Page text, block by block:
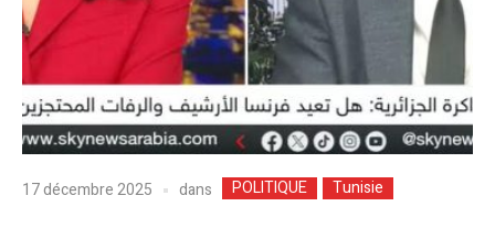
17 décembre 2025 dans POLITIQUE Tunisie